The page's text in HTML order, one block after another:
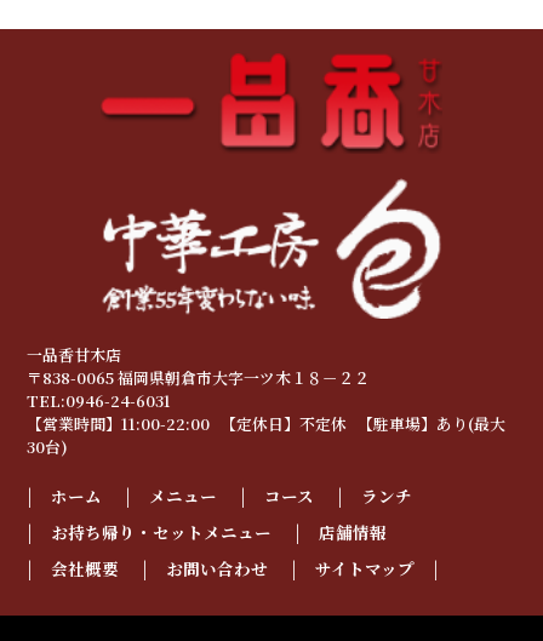
一品香甘木店
〒838-0065 福岡県朝倉市大字一ツ木１８－２２
TEL:0946-24-6031
【営業時間】11:00-22:00 【定休日】不定休 【駐車場】あり(最大
30台)
ホーム メニュー コース
ランチ
お持ち帰り・セットメニュー
店舗情報
会社概要
お問い合わせ サイトマップ